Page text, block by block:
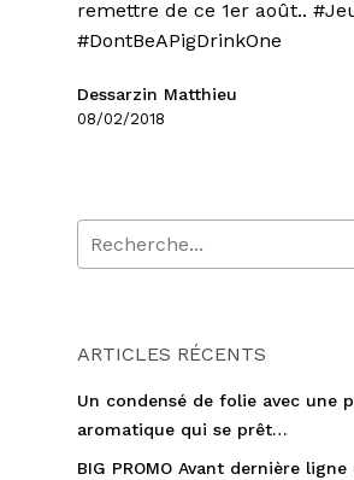
remettre de ce 1er août..
#DontBeAPigDrinkOne
Dessarzin Matthieu
08/02/2018
ARTICLES RÉCENTS
Un condensé de folie avec une
aromatique qui se prêt…
BIG PROMO Avant dernière